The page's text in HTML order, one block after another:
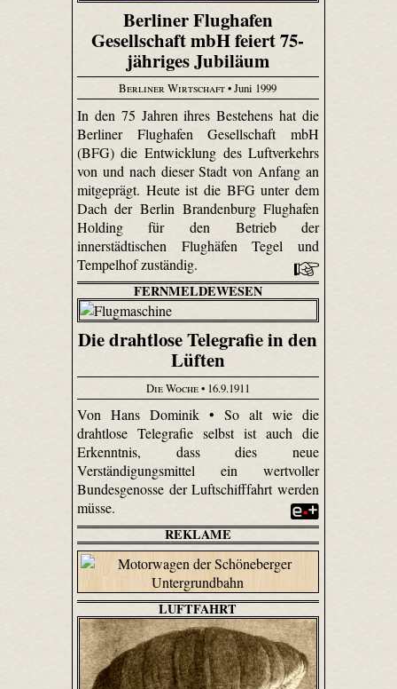
Berliner Flughafen
Gesellschaft mbH feiert 75-
jähriges Jubiläum
Berliner Wirtschaft• Juni 1999
In den 75 Jahren ihres Bestehens hat die
Berliner Flughafen Gesellschaft mbH
(BFG) die Entwicklung des Luftverkehrs
von und nach dieser Stadt von Anfang an
mitgeprägt. Heute ist die BFG unter dem
Dach der Berlin Brandenburg Flughafen
Holding für den Betrieb der
innerstädtischen Flughäfen Tegel und
Tempelhof zuständig.
FERNMELDEWESEN
Die drahtlose Telegrafie in den
Lüften
Die Woche• 16.9.1911
Von Hans Dominik • So alt wie die
drahtlose Telegrafie selbst ist auch die
Erkenntnis, dass dies neue
Verständigungsmittel ein wertvoller
Bundesgenosse der Luftschifffahrt werden
müsse.
REKLAME
LUFTFAHRT